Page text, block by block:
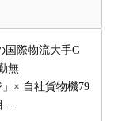
国際物流大手G
無
× 自社貨物機79
...